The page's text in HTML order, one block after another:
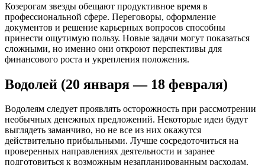
Козерогам звезды обещают продуктивное время в
профессиональной сфере. Переговоры, оформление
документов и решение карьерных вопросов способны
принести ощутимую пользу. Новые задачи могут показаться
сложными, но именно они откроют перспективы для
финансового роста и укрепления положения.
Водолей (20 января — 18 февраля)
Водолеям следует проявлять осторожность при рассмотрении
необычных денежных предложений. Некоторые идеи будут
выглядеть заманчиво, но не все из них окажутся
действительно прибыльными. Лучше сосредоточиться на
проверенных направлениях деятельности и заранее
подготовиться к возможным незапланированным расходам.